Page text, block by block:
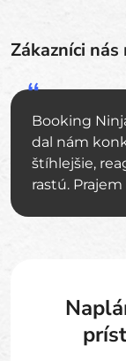
Zákazníci
Booking
dal nám
štíhlejšie,
rastú.